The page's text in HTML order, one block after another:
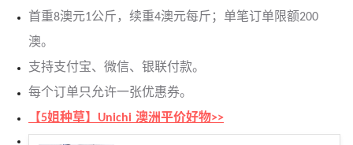
首重8澳元1公斤，续重4澳元每斤；单笔订单限额200
澳。
支持支付宝、微信、银联付款。
每个订单只允许一张优惠券。
【5姐种草】Unichi 澳洲平价好物>>